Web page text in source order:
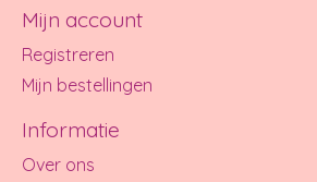
Mijn account
Registreren
Mijn bestellingen
Informatie
Over ons